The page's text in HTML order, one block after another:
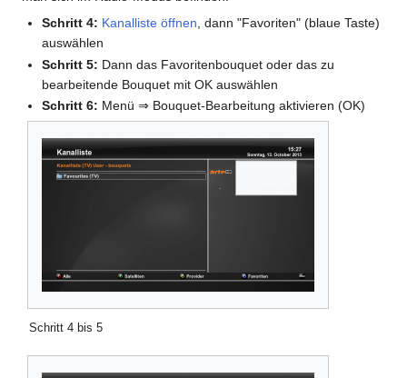
Schritt 4: Kanalliste öffnen , dann "Favoriten" (blaue Taste)
auswählen
Schritt 5: Dann das Favoritenbouquet oder das zu
bearbeitende Bouquet mit OK auswählen
Schritt 6: Menü ⇒ Bouquet-Bearbeitung aktivieren (OK)
Schritt 4 bis 5